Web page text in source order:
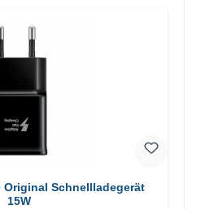
Original Schnellladegerät
15W